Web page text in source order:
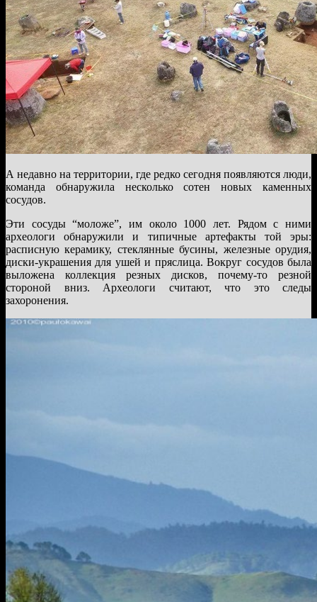
А недавно на территории, где редко сегодня появляются люди,
команда обнаружила несколько сотен новых каменных
сосудов.
Эти сосуды “моложе”, им около 1000 лет. Рядом с ними
археологи обнаружили и типичные артефакты той эры:
расписную керамику, стеклянные бусины, железные орудия,
диски-украшения для ушей и пряслица. Вокруг сосудов была
выложена коллекция резных дисков, почему-то резной
стороной вниз. Археологи считают, что это следы
захоронения.